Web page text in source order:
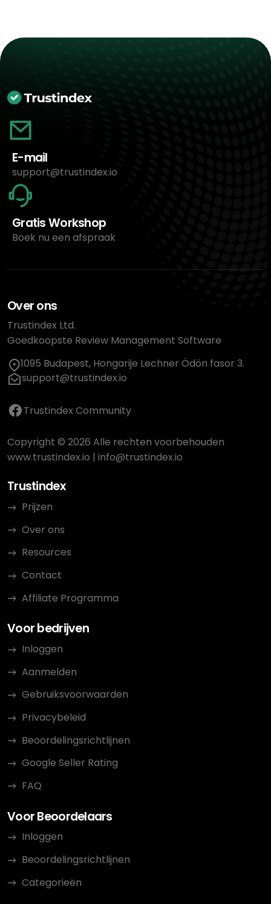
E-mail
support@trustindex.io
Gratis Workshop
Boek nu een afspraak
Over ons
Trustindex Ltd.
Goedkoopste Review Management Software
1095 Budapest, Hongarije Lechner Ödön fasor 3.
support@trustindex.io
Trustindex Community
Copyright © 2026 Alle rechten voorbehouden
www.trustindex.io | info@trustindex.io
Trustindex
Prijzen
Over ons
Resources
Contact
Affiliate Programma
Voor bedrijven
Inloggen
Aanmelden
Gebruiksvoorwaarden
Privacybeleid
Beoordelingsrichtlijnen
Google Seller Rating
FAQ
Voor Beoordelaars
Inloggen
Beoordelingsrichtlijnen
Categorieën